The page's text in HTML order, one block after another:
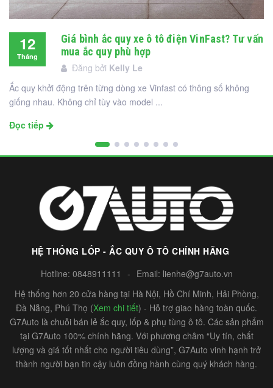
12
Tháng
Giá bình ắc quy xe ô tô điện VinFast? Tư vấn
mua ắc quy phù hợp
Đăng bởi Kelly Le
Ắc quy khởi động trên từng dòng xe Vinfast có thông số không
giống nhau. Không chỉ tùy vào model ...
Đọc tiếp
HỆ THỐNG LỐP - ẮC QUY Ô TÔ CHÍNH HÃNG
Hotline: 0848911111 - Email: lienhe@g7auto.vn
Hệ thống hơn 20 cửa hàng tại Hà Nội, Hồ Chí Minh, Hải Phòng,
Đà Nẵng, Phú Thọ (Xem chi tiết) - Hỗ trợ giao hàng toàn quốc.
G7Auto là chuỗi bán lẻ ắc quy, lốp & phụ tùng ô tô. Các sản phẩm
tại G7Auto 100% chính hãng. Với phương châm “Uy tín, chất
lượng và giá tốt nhất cho người tiêu dùng”, G7Auto vinh hạnh trở
thành người bạn tin cậy luôn đồng hành cùng quý khách hàng.